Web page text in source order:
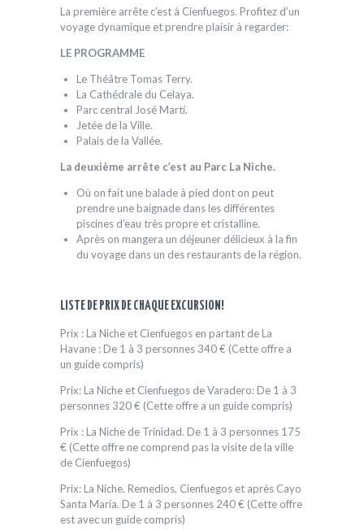
La première arrête c’est à Cienfuegos. Profitez d’un
voyage dynamique et prendre plaisir à regarder:
LE PROGRAMME
Le Théâtre Tomas Terry.
La Cathédrale du Celaya.
Parc central José Martí.
Jetée de la Ville.
Palais de la Vallée.
La deuxième arrête c’est au Parc La Niche.
Où on fait une balade à pied dont on peut
prendre une baignade dans les différentes
piscines d’eau très propre et cristalline.
Après on mangera un déjeuner délicieux à la fin
du voyage dans un des restaurants de la région.
LISTE DE PRIX DE CHAQUE EXCURSION!
Prix ​​: La Niche et Cienfuegos en partant de La
Havane : De 1 à 3 personnes 340 € (Cette offre a
un guide compris)
Prix: La Niche et Cienfuegos de Varadero: De 1 à 3
personnes 320 € (Cette offre a un guide compris)
Prix ​​: La Niche de Trinidad. De 1 à 3 personnes 175
€ (Cette offre ne comprend pas la visite de la ville
de Cienfuegos)
Prix: La Niche, Remedios, Cienfuegos et après Cayo
Santa María. De 1 à 3 personnes 240 € (Cette offre
est avec un guide compris)